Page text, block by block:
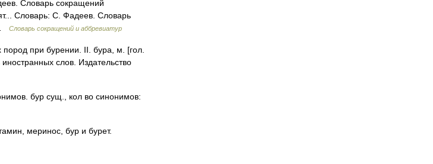
Словарь сокращений
Словарь: С. Фадеев. Словарь
Словарь сокращений и аббревиатур
при бурении. II. бура, м. [гол.
слов. Издательство
бур сущ., кол во синонимов:
меринос, бур и бурет.